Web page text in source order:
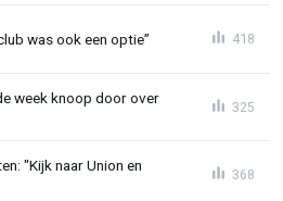
was ook een optie” 418
week knoop door over
325
"Kijk naar Union en
368